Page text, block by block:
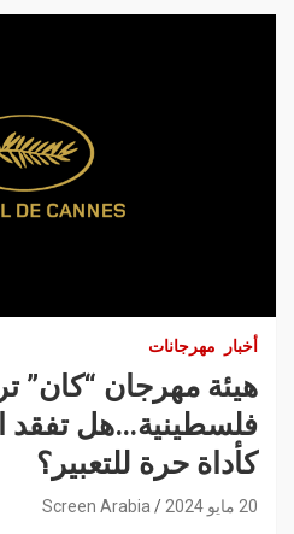
أخبار مهرجانات
هيئة مهرجان
فلسطينية…هل تفقد
كأداة حرة للتعبير؟
20 مايو 2024 Screen Arabia